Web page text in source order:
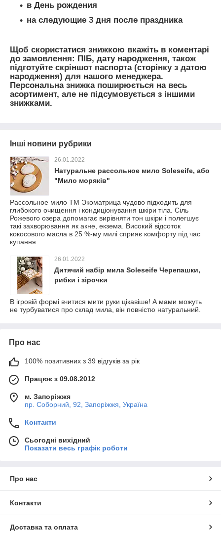
в День рождения
на следующие 3 дня после праздника
Щоб скористатися знижкою вкажіть в коментарі
до замовлення: ПІБ, дату народження, також
підготуйте скріншот паспорта (сторінку з датою
народження) для нашого менеджера.
Персональна знижка поширюється на весь
асортимент, але не підсумовується з іншими
знижками.
Інші новини рубрики
26.01.2022
Натуральне рассольное мило Soleseife, або
"Мило моряків"
Рассольное мило ТМ Экоматрица чудово підходить для
глибокого очищення і кондиціонування шкіри тіла. Сіль
Рожевого озера допомагає вирівняти тон шкіри і полегшує
такі захворювання як акне, екзема. Високий відсоток
кокосового масла в 25 %-му милі сприяє комфорту під час
купання.
26.01.2022
Дитячий набір мила Soleseife Черепашки,
рибки і зірочки
В ігровій формі вчитися мити руки цікавіше! А мами можуть
не турбуватися про склад мила, він повністю натуральний.
Про нас
100% позитивних з 39 відгуків за рік
Працює з 09.08.2012
м. Запоріжжя
пр. Соборний, 92, Запоріжжя, Україна
Контакти
Сьогодні вихідний
Показати весь графік роботи
Про нас
Контакти
Доставка та оплата